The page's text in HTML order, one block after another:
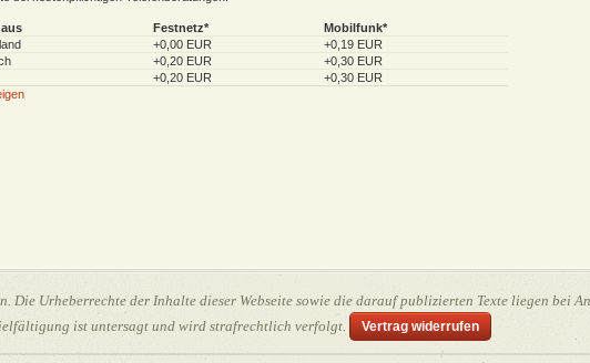
Festnetz*
Mobilfunk*
+0,00 EUR
+0,19 EUR
+0,20 EUR
+0,30 EUR
+0,20 EUR
+0,30 EUR
Die Urheberrechte der Inhalte dieser Webseite sowie die darauf publizierten Texte liegen bei
ist untersagt und wird strafrechtlich verfolgt.
Vertrag widerrufen